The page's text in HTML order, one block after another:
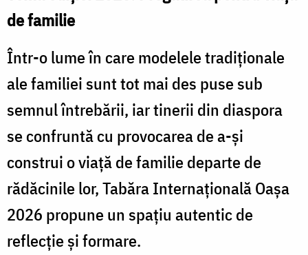
de familie
Într-o lume în care modelele tradiționale
ale familiei sunt tot mai des puse sub
semnul întrebării, iar tinerii din diaspora
se confruntă cu provocarea de a-și
construi o viață de familie departe de
rădăcinile lor, Tabăra Internațională Oașa
2026 propune un spațiu autentic de
reflecție și formare.